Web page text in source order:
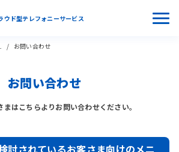
ウド型テレフォニーサービス
お問い合わせ
お問い合わせ
はこちらよりお問い合わせください。